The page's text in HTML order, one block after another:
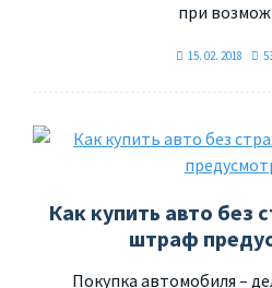
при
15. 02. 2018
Как купить авто без
штраф
Покупка автомобиля –